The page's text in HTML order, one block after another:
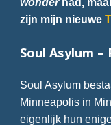
zijn mijn nieuwe
Soul Asylum –
Soul Asylum
Minneapolis in
eigenlijk hun